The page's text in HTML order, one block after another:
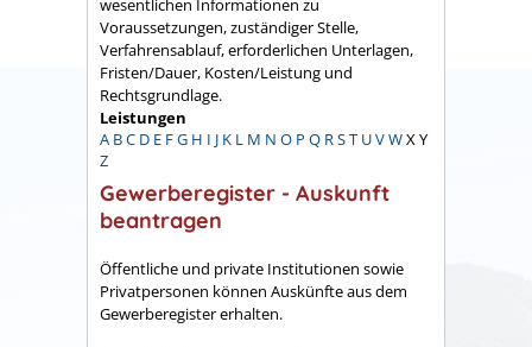
Voraussetzungen, zuständiger Stelle,
Verfahrensablauf, erforderlichen Unterlagen,
Fristen/Dauer, Kosten/Leistung und
Rechtsgrundlage.
Leistungen
A BC D E FG H I J K L M N O P Q RST UVWX Y
Z
Gewerberegister - Auskunft
beantragen
Öffentliche und private Institutionen sowie
Privatpersonen können Auskünfte aus dem
Gewerberegister erhalten.